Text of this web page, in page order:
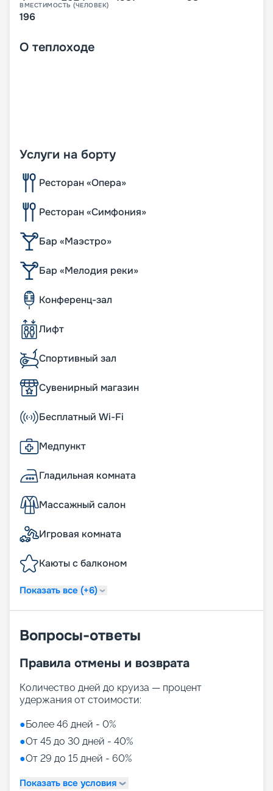
ВМЕСТИМОСТЬ (ЧЕЛОВЕК)
196
О теплоходе
Услуги на борту
Ресторан «Опера»
Ресторан «Симфония»
Бар «Маэстро»
Бар «Мелодия реки»
Конференц-зал
Лифт
Спортивный зал
Сувенирный магазин
Бесплатный Wi-Fi
Медпункт
Гладильная комната
Массажный салон
Игровая комната
Каюты с балконом
Показать все (+6)
Вопросы-ответы
Правила отмены и возврата
Количество дней до круиза — процент
удержания от стоимости:
●Более 46 дней - 0%
●От 45 до 30 дней - 40%
●От 29 до 15 дней - 60%
Показать все условия